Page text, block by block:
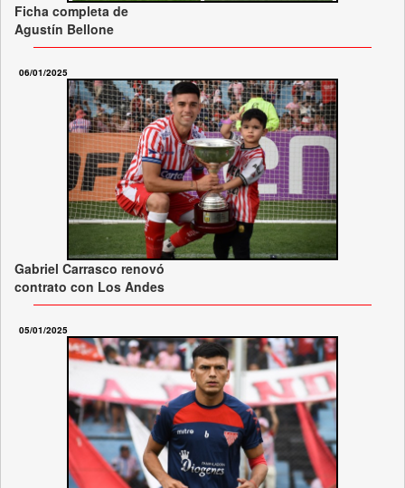
Ficha completa de
Agustín Bellone
06/01/2025
Gabriel Carrasco renovó
contrato con Los Andes
05/01/2025